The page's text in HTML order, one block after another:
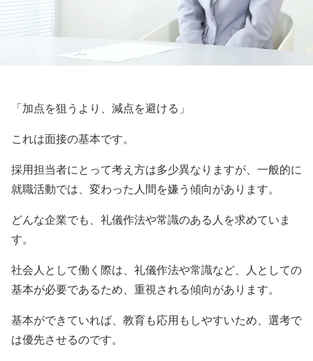
「加点を狙うより、減点を避ける」
これは面接の基本です。
採用担当者にとって考え方は多少異なりますが、一般的に
就職活動では、変わった人間を嫌う傾向があります。
どんな企業でも、礼儀作法や常識のある人を求めていま
す。
社会人として働く際は、礼儀作法や常識など、人としての
基本が必要であるため、重視される傾向があります。
基本ができていれば、教育も応用もしやすいため、選考で
は優先させるのです。